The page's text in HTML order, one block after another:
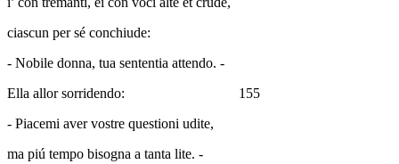
ciascun per sé conchiude:
- Nobile donna, tua sententia attendo. -
Ella allor sorridendo: 155
- Piacemi aver vostre questioni udite,
ma piú tempo bisogna a tanta lite. -